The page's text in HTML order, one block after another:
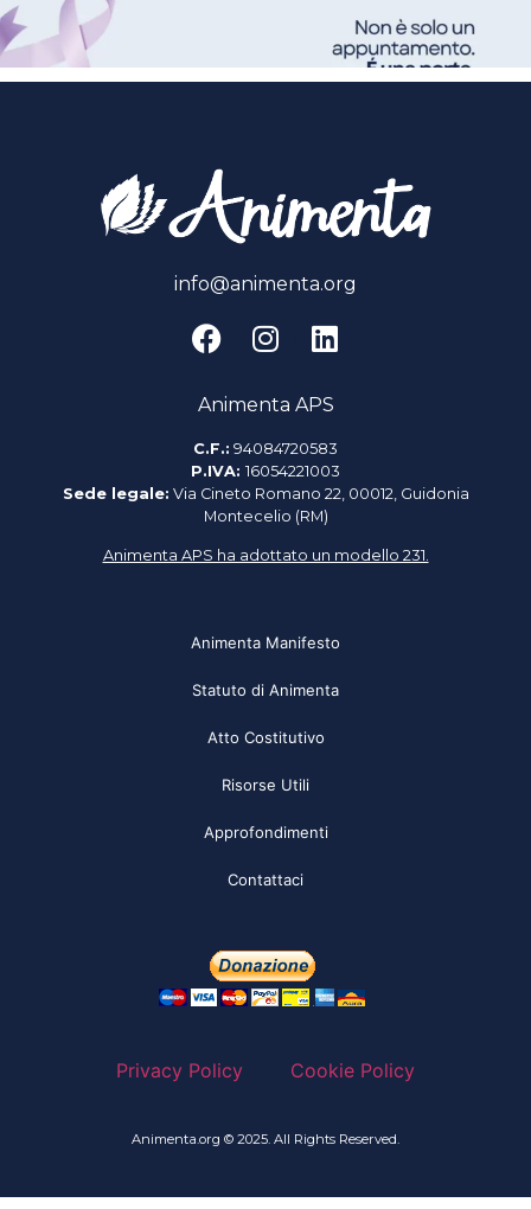
info@animenta.org
Animenta APS
C.F.: 94084720583
P.IVA: 16054221003
Sede legale: Via Cineto Romano 22, 00012, Guidonia
Montecelio (RM)
Animenta APS ha adottato un modello 231.
Animenta Manifesto
Statuto di Animenta
Atto Costitutivo
Risorse Utili
Approfondimenti
Contattaci
Privacy Policy Cookie Policy
Animenta.org © 2025. All Rights Reserved.